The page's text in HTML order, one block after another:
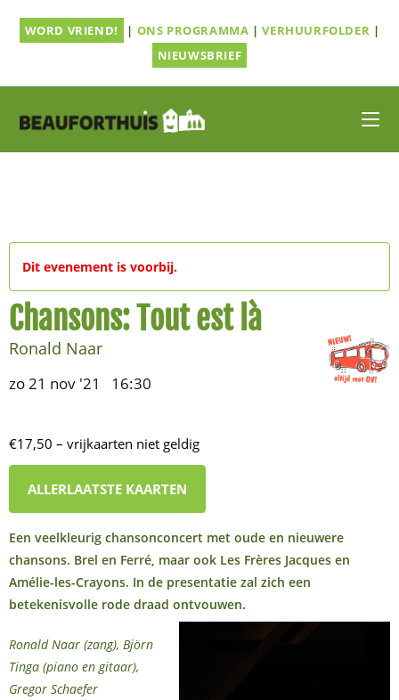
naarWORD VRIEND! | ONS PROGRAMMA |VERHUURFOLDER |
NIEUWSBRIEF
Dit evenement is voorbij.
Chansons: Tout est là
Ronald Naar
zo 21 nov '21 16:30
€17,50 – vrijkaarten niet geldig
ALLERLAATSTE KAARTEN
Een veelkleurig chansonconcert met oude en nieuwere
chansons. Brel en Ferré, maar ook Les Frères Jacques en
Amélie-les-Crayons. In de presentatie zal zich een
betekenisvolle rode draad ontvouwen.
Ronald Naar (zang), Björn
Tinga (piano en gitaar),
Gregor Schaefer